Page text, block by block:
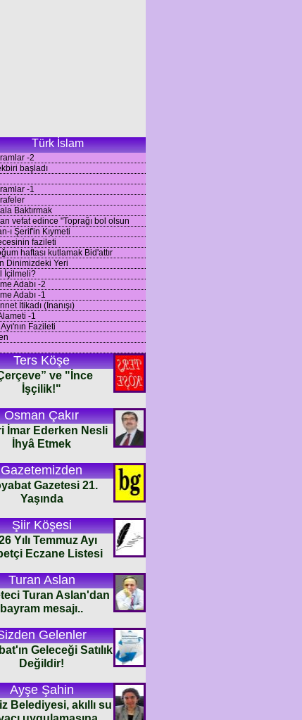
Türk İslam
-2
başladı
-1
Baktırmak
vefat edince "Toprağı bol olsun
ı Şerif'in Kıymeti
fazileti
haftası kutlamak Bid'attır
Dinimizdeki Yeri
İçilmeli?
Adabı -2
Adabı -1
İtikadı (İnanışı)
-1
Fazileti
Ters Köşe
ve "İnce
İşçilik!"
Osman Çakır
İmar Ederken Nesli
İhyâ Etmek
Gazetemizden
Gazetesi 21.
Yaşında
Şiir Köşesi
Yılı Temmuz Ayı
Eczane Listesi
Turan Aslan
Turan Aslan'dan
bayram mesajı..
Gelenler
Geleceği Satılık
Değildir!
Ayşe Şahin
Belediyesi, akıllı su